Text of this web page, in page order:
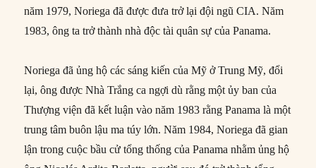
năm 1979, Noriega đã được đưa trở lại đội ngũ CIA. Năm
1983, ông ta trở thành nhà độc tài quân sự của Panama.
Noriega đã ủng hộ các sáng kiến của Mỹ ở Trung Mỹ, đổi
lại, ông được Nhà Trắng ca ngợi dù rằng một ủy ban của
Thượng viện đã kết luận vào năm 1983 rằng Panama là một
trung tâm buôn lậu ma túy lớn. Năm 1984, Noriega đã gian
lận trong cuộc bầu cử tổng thống của Panama nhằm ủng hộ